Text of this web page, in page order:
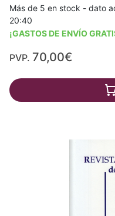
Más de 5 en stock - dato
20:40
¡GASTOS DE ENVÍO
PVP. 70,00€